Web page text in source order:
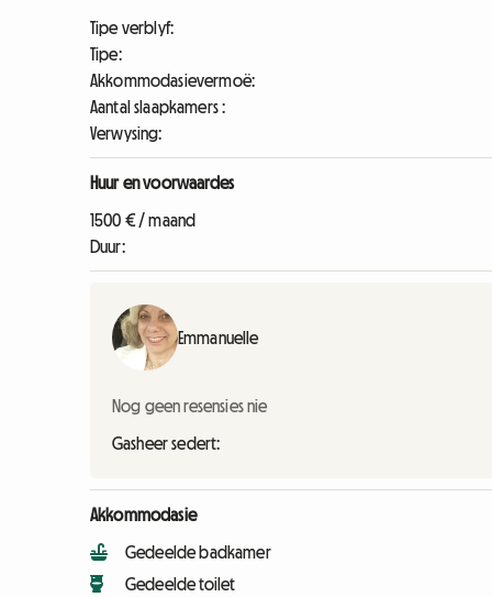
Tipe verblyf:
Tipe:
Akkommodasievermoë:
Aantal slaapkamers :
Verwysing:
Huur en voorwaardes
1500 € / maand
Duur:
Emmanuelle
Nog geen resensies nie
Gasheer sedert:
Akkommodasie
Gedeelde badkamer
Gedeelde toilet